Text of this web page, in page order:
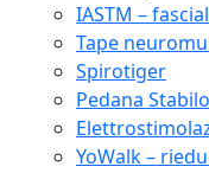
IASTM –
Tape
Spirotiger
Pedana
YoWalk –